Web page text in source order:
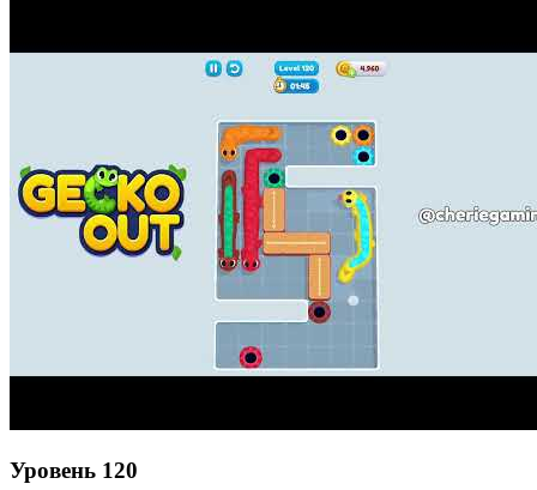
Уровень 120